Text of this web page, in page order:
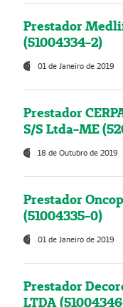
Prestador
(51004334-2)
01 de Janeiro de 2019
Prestador
S/S Ltda-ME
18 de Outubro de 2019
Prestador
(51004335-0)
01 de Janeiro de 2019
Prestador
LTDA